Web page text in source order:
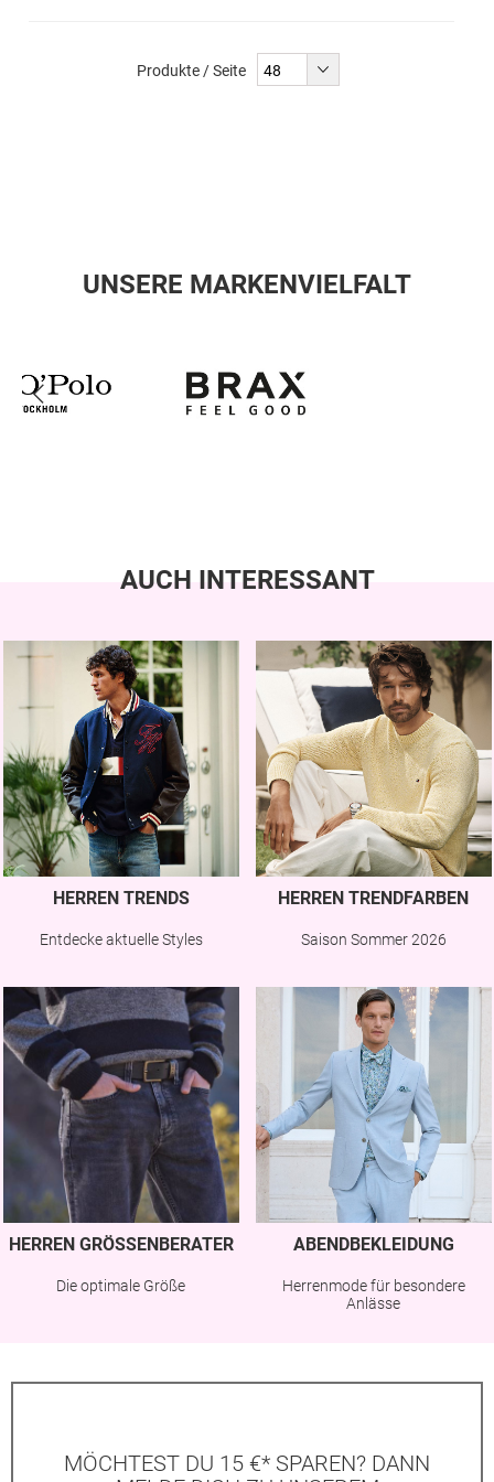
Produkte / Seite
UNSERE MARKENVIELFALT
AUCH INTERESSANT
HERREN TRENDS
Entdecke aktuelle Styles
HERREN TRENDFARBEN
Saison Sommer 2026
HERREN GRÖSSENBERATER
Die optimale Größe
ABENDBEKLEIDUNG
Herrenmode für besondere
Anlässe
MÖCHTEST DU 15 €* SPAREN? DANN